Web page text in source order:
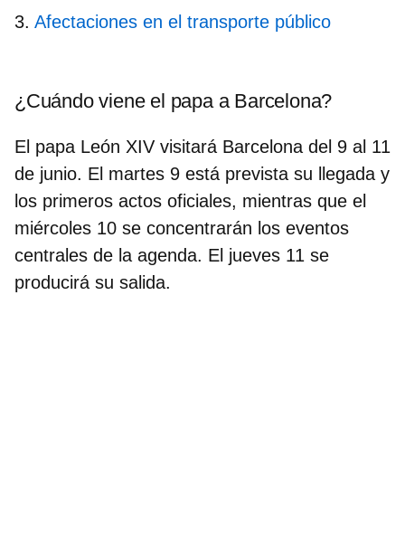
Afectaciones en el transporte público
¿Cuándo viene el papa a Barcelona?
El papa León XIV visitará Barcelona del 9 al 11
de junio. El martes 9 está prevista su llegada y
los primeros actos oficiales, mientras que el
miércoles 10 se concentrarán los eventos
centrales de la agenda. El jueves 11 se
producirá su salida.